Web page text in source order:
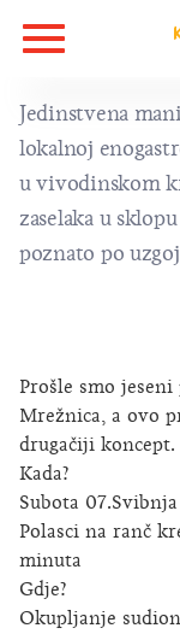
Jedinstvena
lokalnoj
u vivodinskom
zaselaka u
poznato po
Prošle smo
Mrežnica, a ovo
drugačiji koncept.
Kada?
Subota
Polasci na ranč
minuta
Gdje?
Okupljanje